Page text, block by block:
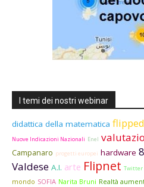
I temi dei nostri webinar
didattica della matematica
Nuove Indicazioni Nazionali Enel
Campanaro progetti europei hardware
Valdese A.I. arte Flipnet Twitter
mondo SOFIA Narita Bruni Realtà